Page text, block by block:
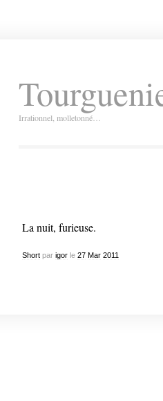
Irrationnel, molletonné…
La nuit, furieuse.
Shortpar igorle 27 Mar 2011